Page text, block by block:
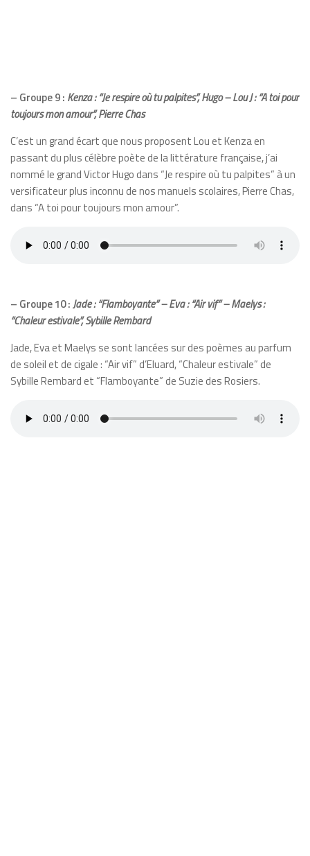
– Groupe 9 : Kenza : “Je respire où tu palpites”, Hugo –Lou J : “A toi pour
toujours mon amour”, Pierre Chas
C’est un grand écart que nous proposent Lou et Kenza en
passant du plus célèbre poète de la littérature française, j’ai
nommé le grand Victor Hugo dans “Je respire où tu palpites” à un
versificateur plus inconnu de nos manuels scolaires, Pierre Chas,
dans “A toi pour toujours mon amour”.
– Groupe 10 :Jade : “Flamboyante” –Eva : “Air vif” –Maelys :
“Chaleur estivale”, Sybille Rembard
Jade, Eva et Maelys se sont lancées sur des poèmes au parfum
de soleil et de cigale : “Air vif” d’Eluard, “Chaleur estivale” de
Sybille Rembard et “Flamboyante” de Suzie des Rosiers.